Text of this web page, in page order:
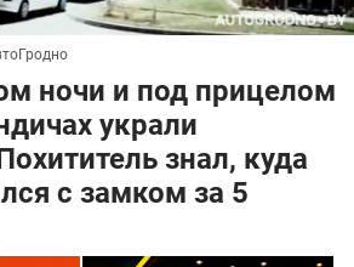
ночи и под прицелом
украли
знал, куда
с замком за 5